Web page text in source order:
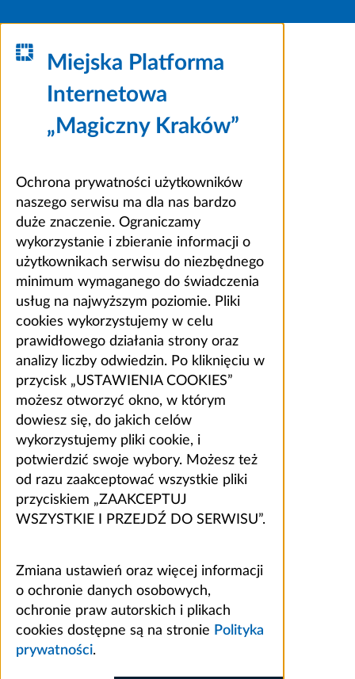
Miejska Platforma
Internetowa
„Magiczny Kraków”
Ochrona prywatności użytkowników
naszego serwisu ma dla nas bardzo
duże znaczenie. Ograniczamy
wykorzystanie i zbieranie informacji o
użytkownikach serwisu do niezbędnego
minimum wymaganego do świadczenia
usług na najwyższym poziomie. Pliki
cookies wykorzystujemy w celu
prawidłowego działania strony oraz
analizy liczby odwiedzin. Po kliknięciu w
przycisk „USTAWIENIA COOKIES”
możesz otworzyć okno, w którym
dowiesz się, do jakich celów
wykorzystujemy pliki cookie, i
potwierdzić swoje wybory. Możesz też
od razu zaakceptować wszystkie pliki
przyciskiem „ZAAKCEPTUJ
WSZYSTKIE I PRZEJDŹ DO SERWISU”.
Zmiana ustawień oraz więcej informacji
o ochronie danych osobowych,
ochronie praw autorskich i plikach
cookies dostępne są na stronie Polityka
prywatności.